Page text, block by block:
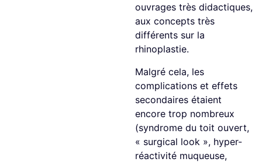
ouvrages très didactiques,
aux concepts très
différents sur la
rhinoplastie.
Malgré cela, les
complications et effets
secondaires étaient
encore trop nombreux
(syndrome du toit ouvert,
« surgical look », hyper-
réactivité muqueuse,